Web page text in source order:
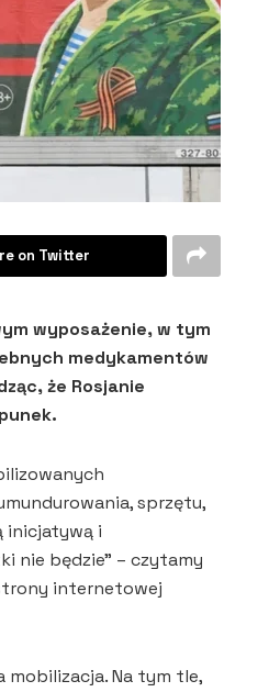
on Twitter
wyposażenie, w tym
medykamentów
że Rosjanie
sprzętu,
inicjatywą i
nie będzie” – czytamy
internetowej
mobilizacja. Na tym tle,